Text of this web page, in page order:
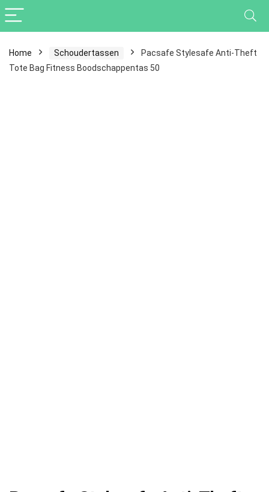
Home Schoudertassen
Pacsafe Stylesafe Anti-Theft
Tote Bag Fitness Boodschappentas 50